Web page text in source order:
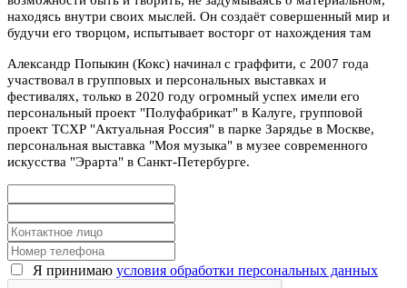
находясь внутри своих мыслей. Он создаёт совершенный мир и
будучи его творцом, испытывает восторг от нахождения там
Александр Попыкин (Кокс) начинал с граффити, с 2007 года
участвовал в групповых и персональных выставках и
фестивалях, только в 2020 году огромный успех имели его
персональный проект "Полуфабрикат" в Калуге, групповой
проект ТСХР "Актуальная Россия" в парке Зарядье в Москве,
персональная выставка "Моя музыка" в музее современного
искусства "Эрарта" в Санкт-Петербурге.
Я принимаю условия обработки персональных данных